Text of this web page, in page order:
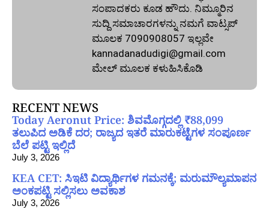
ಸಂಪಾದಕರು ಕೂಡ ಹೌದು. ನಿಮ್ಮೂರಿನ
ಸುದ್ದಿ ಸಮಾಚಾರಗಳನ್ನು ನಮಗೆ ವಾಟ್ಸಪ್‌
ಮೂಲಕ 7090908057 ಇಲ್ಲವೇ
kannadanadudigi@gmail.com
ಮೇಲ್‌ ಮೂಲಕ ಕಳುಹಿಸಿಕೊಡಿ
RECENT NEWS
Today Aeronut Price: ಶಿವಮೊಗ್ಗದಲ್ಲಿ ₹88,099
ತಲುಪಿದ ಅಡಿಕೆ ದರ; ರಾಜ್ಯದ ಇತರೆ ಮಾರುಕಟ್ಟೆಗಳ ಸಂಪೂರ್ಣ
ಬೆಲೆ ಪಟ್ಟಿ ಇಲ್ಲಿದೆ
July 3, 2026
KEA CET: ಸಿಇಟಿ ವಿದ್ಯಾರ್ಥಿಗಳ ಗಮನಕ್ಕೆ; ಮರುಮೌಲ್ಯಮಾಪನ
ಅಂಕಪಟ್ಟಿ ಸಲ್ಲಿಸಲು ಅವಕಾಶ
July 3, 2026